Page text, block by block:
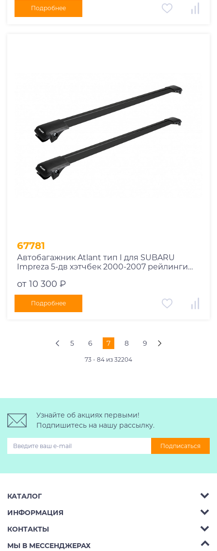
Подробнее
67781
Автобагажник Atlant тип I для SUBARU
Impreza 5-дв хэтчбек 2000-2007 рейлинги
от 10 300 ₽
Подробнее
5 6 7 8 9
73 - 84 из 32204
Узнайте об акциях первыми!
Подпишитесь на нашу рассылку.
Подписаться
КАТАЛОГ
Багажник на крышу авто
Автобоксы
ИНФОРМАЦИЯ
Аренда
Ремонт
КОНТАКТЫ
Телефон: 8 (495) 2367486
МЫ В МЕССЕНДЖЕРАХ